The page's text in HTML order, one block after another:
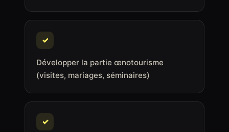
✓
Développer la partie œnotourisme
(visites, mariages, séminaires)
✓